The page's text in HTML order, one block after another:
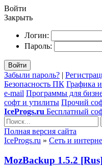
Войти
Закрыть
Логин:
Пароль:
Войти
Забыли пароль? |
Безопасность ПК Графика
e-mail Программы для
софт и утилиты Прочий
IceProgs.ru Бесплатный
Полная версия сайта
IceProgs.ru » Сеть и
MozBackup 1.5.2 [Rus]